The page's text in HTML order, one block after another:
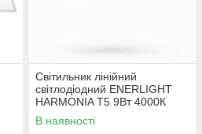
Cвітильник лінійний
світлодіодний ENERLIGHT
HARMONIA T5 9Вт 4000К
38315
В наявності